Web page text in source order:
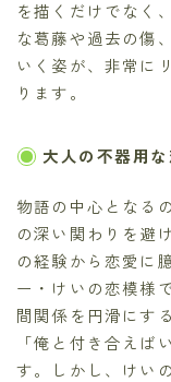
を描くだけでなく
な葛藤や過去の傷
いく姿が、非常に
ります。
大人の不器用
物語の中心となる
の深い関わりを避
の経験から恋愛に
ー・けいの恋模様
間関係を円滑にす
「俺と付き合えば
す。しかし、けい